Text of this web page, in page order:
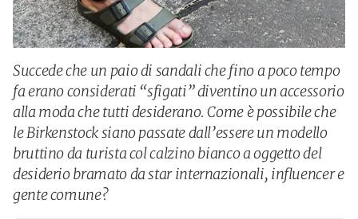
Succede che un paio di sandali che fino a poco tempo
fa erano considerati “sfigati” diventino un accessorio
alla moda che tutti desiderano. Come è possibile che
le Birkenstock siano passate dall’essere un modello
bruttino da turista col calzino bianco a oggetto del
desiderio bramato da star internazionali, influencer e
gente comune?